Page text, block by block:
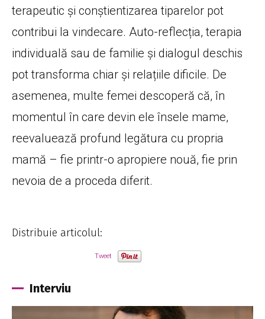
terapeutic și conștientizarea tiparelor pot
contribui la vindecare. Auto-reflecția, terapia
individuală sau de familie și dialogul deschis
pot transforma chiar și relațiile dificile. De
asemenea, multe femei descoperă că, în
momentul în care devin ele însele mame,
reevaluează profund legătura cu propria
mamă – fie printr-o apropiere nouă, fie prin
nevoia de a proceda diferit.
Distribuie articolul:
Tweet
Interviu